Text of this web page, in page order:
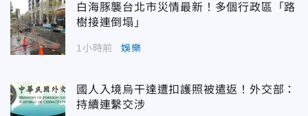
白海豚襲台北市災情最新！多個行政區「路
樹接連倒塌」
1小時前 娛樂
國人入境烏干達遭扣護照被遣返！外交部：
持續連繫交涉